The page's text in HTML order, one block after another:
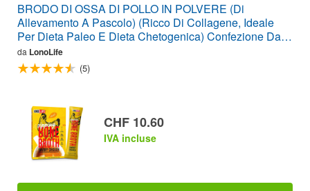
BRODO DI OSSA DI POLLO IN POLVERE (Di
Allevamento A Pascolo) (Ricco Di Collagene, Ideale
Per Dieta Paleo E Dieta Chetogenica) Confezione Da 4
Bastoncini
da LonoLife
(5)
CHF 10.60
IVA incluse